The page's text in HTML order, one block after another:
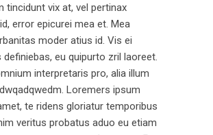
tincidunt vix at, vel pertinax
error epicurei mea et. Mea
moder atius id. Vis ei
definiebas, eu quipurto zril laoreet.
interpretaris pro, alia illum
Loremers ipsum
te ridens gloriatur temporibus
veritus probatus aduo eu etiam